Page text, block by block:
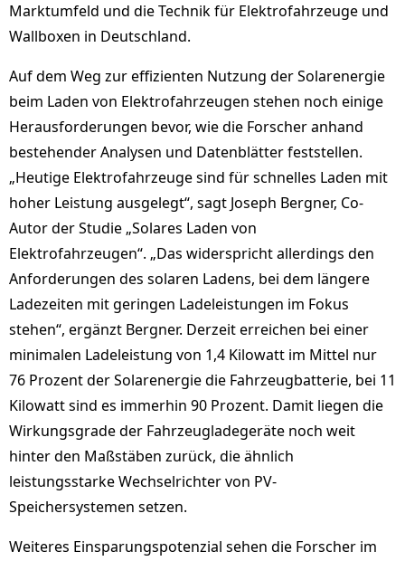
Marktumfeld und die Technik für Elektrofahrzeuge und
Wallboxen in Deutschland.
Auf dem Weg zur effizienten Nutzung der Solarenergie
beim Laden von Elektrofahrzeugen stehen noch einige
Herausforderungen bevor, wie die Forscher anhand
bestehender Analysen und Datenblätter feststellen.
„Heutige Elektrofahrzeuge sind für schnelles Laden mit
hoher Leistung ausgelegt“, sagt Joseph Bergner, Co-
Autor der Studie „Solares Laden von
Elektrofahrzeugen“. „Das widerspricht allerdings den
Anforderungen des solaren Ladens, bei dem längere
Ladezeiten mit geringen Ladeleistungen im Fokus
stehen“, ergänzt Bergner. Derzeit erreichen bei einer
minimalen Ladeleistung von 1,4 Kilowatt im Mittel nur
76 Prozent der Solarenergie die Fahrzeugbatterie, bei 11
Kilowatt sind es immerhin 90 Prozent. Damit liegen die
Wirkungsgrade der Fahrzeugladegeräte noch weit
hinter den Maßstäben zurück, die ähnlich
leistungsstarke Wechselrichter von PV-
Speichersystemen setzen.
Weiteres Einsparungspotenzial sehen die Forscher im